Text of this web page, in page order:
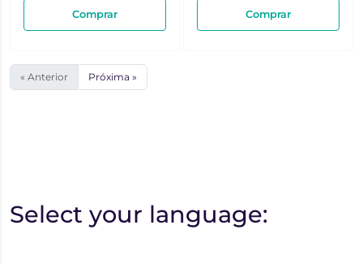
Comprar Comprar
« Anterior Próxima »
Select your language: